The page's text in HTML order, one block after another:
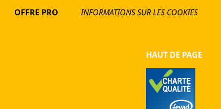
OFFRE PRO
INFORMATIONS SUR LES COOKIES
HAUT DE PAGE